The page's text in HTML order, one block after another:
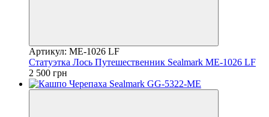
Артикул: ME-1026 LF
Статуэтка Лось Путешественник Sealmark ME-1026 LF
2 500 грн